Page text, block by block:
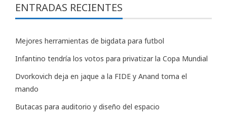
ENTRADAS RECIENTES
Mejores herramientas de bigdata para futbol
Infantino tendría los votos para privatizar la Copa Mundial
Dvorkovich deja en jaque a la FIDE y Anand toma el
mando
Butacas para auditorio y diseño del espacio